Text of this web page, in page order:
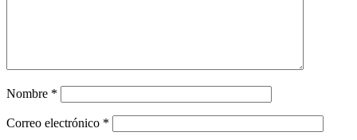
Nombre *
Correo electrónico *